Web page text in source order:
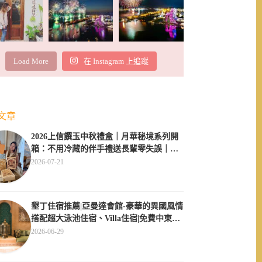
Load More 在 Instagram 上追蹤
章
2026上信饌玉中秋禮盒｜月華秘境系列開
箱：不用冷藏的伴手禮送長輩零失誤｜素
食伴手禮推薦
2026-07-21
墾丁住宿推薦|亞曼達會館-豪華的異國風情
搭配超大泳池住宿、Villa住宿|免費中東服
飾體驗
2026-06-29